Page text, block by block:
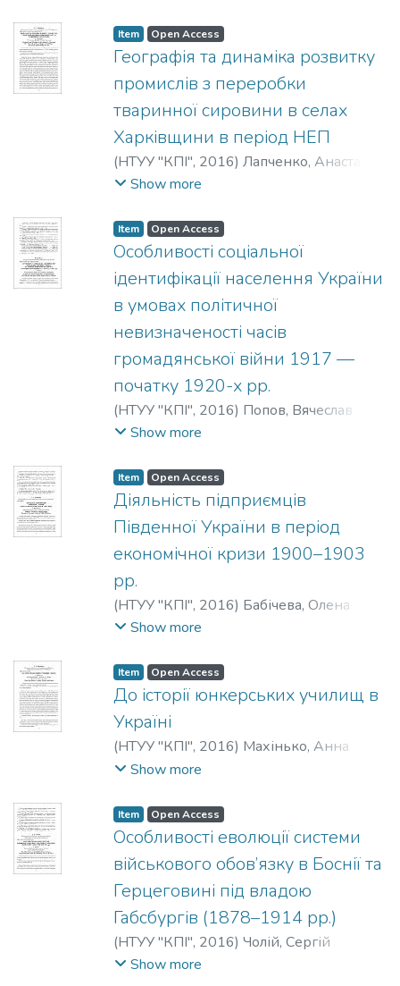
Item Open Access
Географія та динаміка розвитку
промислів з переробки
тваринної сировини в селах
Харківщини в період НЕП
(НТУУ "КПІ", 2016) Лапченко, Анастасія
Сергіївна;Lapchenko, A.
Show more
Item Open Access
Особливості соціальної
ідентифікації населення України
в умовах політичної
невизначеності часів
громадянської війни 1917 —
початку 1920-х рр.
(НТУУ "КПІ", 2016) Попов, Вячеслав
Жанович;Popov, V.
Show more
Item Open Access
Діяльність підприємців
Південної України в період
економічної кризи 1900–1903
рр.
(НТУУ "КПІ", 2016) Бабічева, Олена
Сергіївна;Babicheva, O.
Show more
Item Open Access
До історії юнкерських училищ в
Україні
(НТУУ "КПІ", 2016) Махінько, Анна
Іванівна;Makhinko, A.
Show more
Item Open Access
Особливості еволюції системи
військового обов’язку в Боснії та
Герцеговині під владою
Габсбургів (1878–1914 рр.)
(НТУУ "КПІ", 2016) Чолій, Сергій
Васильович;Choliy, S.
Show more